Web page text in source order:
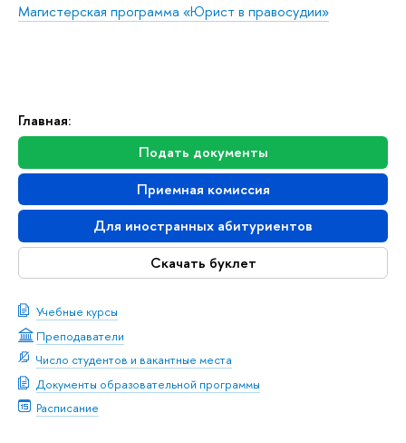
Главная:
Подать документы
Приемная комиссия
Для иностранных абитуриентов
Скачать буклет
Учебные курсы
Преподаватели
Число студентов и вакантные места
Документы образовательной программы
Расписание
Магистерская программа «Юрист в правосудии»